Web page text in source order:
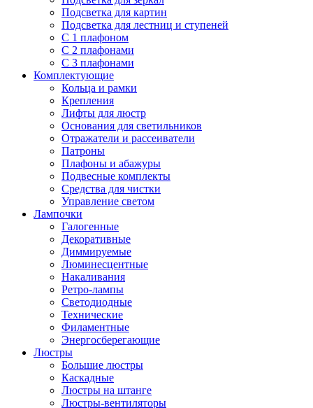
Подсветка для картин
Подсветка для лестниц и ступеней
С 1 плафоном
С 2 плафонами
С 3 плафонами
Комплектующие
Кольца и рамки
Крепления
Лифты для люстр
Основания для светильников
Отражатели и рассеиватели
Патроны
Плафоны и абажуры
Подвесные комплекты
Средства для чистки
Управление светом
Лампочки
Галогенные
Декоративные
Диммируемые
Люминесцентные
Накаливания
Ретро-лампы
Светодиодные
Технические
Филаментные
Энергосберегающие
Люстры
Большие люстры
Каскадные
Люстры на штанге
Люстры-вентиляторы